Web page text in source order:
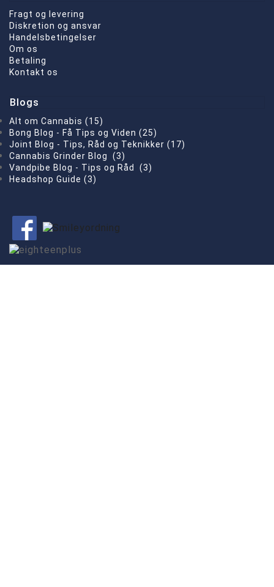
Fragt og levering
Diskretion og ansvar
Handelsbetingelser
Om os
Betaling
Kontakt os
Blogs
Alt om Cannabis (15)
Bong Blog - Få Tips og Viden (25)
Joint Blog - Tips, Råd og Teknikker (17)
Cannabis Grinder Blog (3)
Vandpibe Blog - Tips og Råd (3)
Headshop Guide (3)